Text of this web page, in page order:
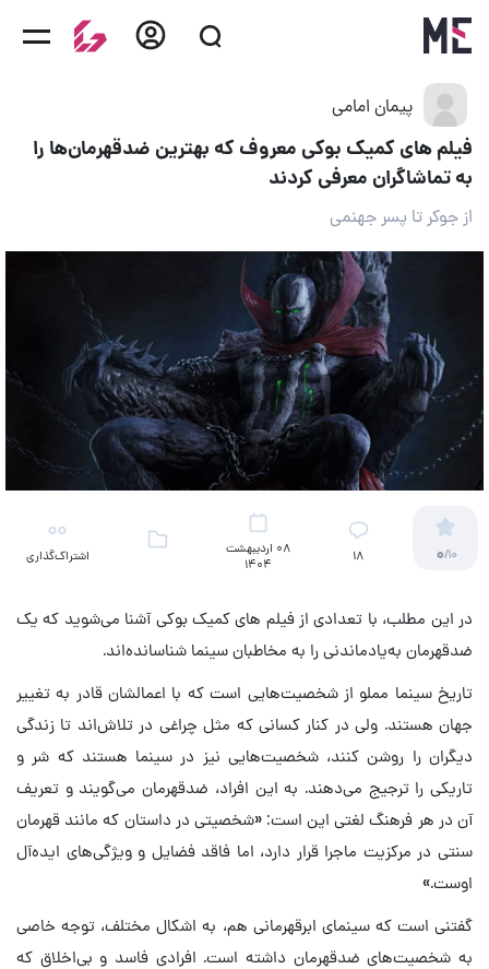
پیمان امامی
فیلم های کمیک بوکی معروف که بهترین ضدقهرمان‌‌ها را
به تماشاگران معرفی کردند
از جوکر تا پسر جهنمی
0/10
18
08 اردیبهشت
1404
اشتراک‌گذاری
در این مطلب، با تعدادی از فیلم های کمیک بوکی آشنا می‌شوید که یک
ضدقهرمان به‌یادماندنی را به مخاطبان سینما شناسانده‌اند.
تاریخ سینما مملو از شخصیت‌هایی است که با اعمالشان قادر به تغییر
جهان هستند. ولی در کنار کسانی که مثل چراغی در تلاش‌اند تا زندگی
دیگران را روشن کنند، شخصیت‌هایی نیز در سینما هستند که شر و
تاریکی را ترجیج می‌‌دهند. به این افراد، ضدقهرمان می‌گویند و تعریف
آن در هر فرهنگ لغتی این است: «شخصیتی در داستان که مانند قهرمان
سنتی در مرکزیت ماجرا قرار دارد، اما فاقد فضایل و ویژگی‌های ایده‌آل
اوست.»
گفتنی است که سینمای ابرقهرمانی هم، به اشکال مختلف، توجه خاصی
به شخصیت‌های ضدقهرمان داشته است. افرادی فاسد و بی‌اخلاق که